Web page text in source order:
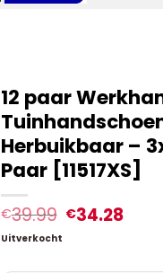
12 paar
Herbuikbaar –
Paar [11517XS]
€39.99 €34.28
Uitverkocht